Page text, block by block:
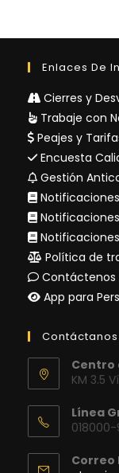
Enlaces De
Cierres y
Trabaje con
Peajes y
Encuesta
Gestión
Política de
Contáctenos
App para
Contáctanos
Centro
KM 3.5
Línea
Correo